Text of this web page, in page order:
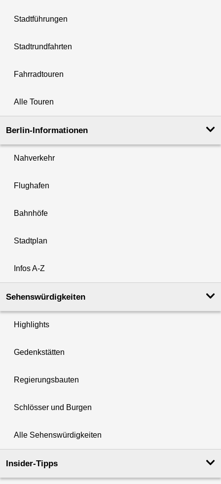
Stadtführungen
Stadtrundfahrten
Fahrradtouren
Alle Touren
Berlin-Informationen
Nahverkehr
Flughafen
Bahnhöfe
Stadtplan
Infos A-Z
Sehenswürdigkeiten
Highlights
Gedenkstätten
Regierungsbauten
Schlösser und Burgen
Alle Sehenswürdigkeiten
Insider-Tipps